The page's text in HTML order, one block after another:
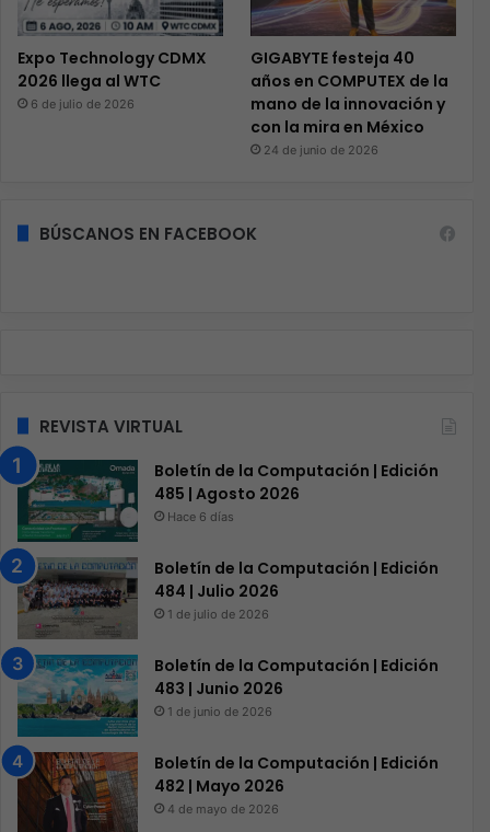
Expo Technology CDMX
2026 llega al WTC
6 de julio de 2026
GIGABYTE festeja 40
años en COMPUTEX de la
mano de la innovación y
con la mira en México
24 de junio de 2026
BÚSCANOS EN FACEBOOK
REVISTA VIRTUAL
Boletín de la Computación | Edición
485 | Agosto 2026
Hace 6 días
Boletín de la Computación | Edición
484 | Julio 2026
1 de julio de 2026
Boletín de la Computación | Edición
483 | Junio 2026
1 de junio de 2026
Boletín de la Computación | Edición
482 | Mayo 2026
4 de mayo de 2026